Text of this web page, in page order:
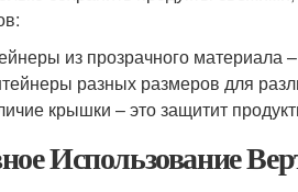
из прозрачного материала
разных размеров для
крышки – это защитит
Использование